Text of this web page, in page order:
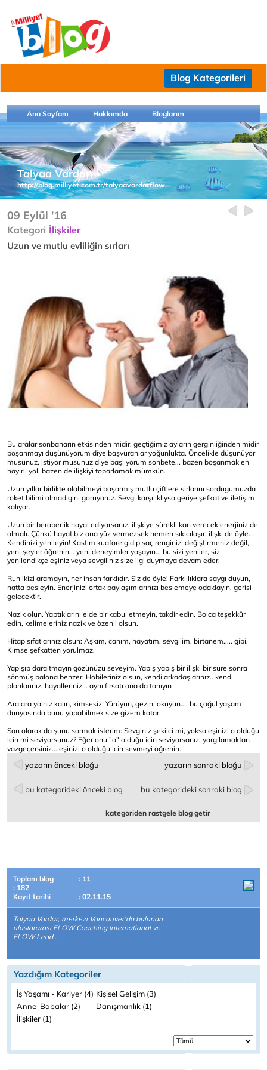
Blog Kategorileri
Ana Sayfam Hakkımda Bloglarım
Talyaa Vardar
http://blog.milliyet.com.tr/talyaavardarflow
09 Eylül '16
Kategori İlişkiler
Uzun ve mutlu evliliğin sırları
Bu aralar sonbaharın etkisinden midir, geçtiğimiz ayların gerginliğinden midir
boşanmayı düşünüyorum diye başvuranlar yoğunlukta. Öncelikle düşünüyor
musunuz, istiyor musunuz diye başlıyorum sohbete... bazen boşanmak en
hayırlı yol, bazen de ilişkiyi toparlamak mümkün.
Uzun yıllar birlikte olabilmeyi başarmış mutlu çiftlere sırlarını sordugumuzda
roket bilimi olmadigini goruyoruz. Sevgi karşılıklıysa geriye şefkat ve iletişim
kalıyor.
Uzun bir beraberlik hayal ediyorsanız, ilişkiye sürekli kan verecek enerjiniz de
olmalı. Çünkü hayat biz ona yüz vermezsek hemen sıkıcılaşır, ilişki de öyle.
Kendinizi yenileyin! Kastım kuaföre gidip saç renginizi değiştirmeniz değil,
yeni şeyler öğrenin... yeni deneyimler yaşayın... bu sizi yeniler, siz
yenilendikçe eşiniz veya sevgiliniz size ilgi duymaya devam eder.
Ruh ikizi aramayın, her insan farklıdır. Siz de öyle! Farklılıklara saygı duyun,
hatta besleyin. Enerjinizi ortak paylaşımlarınızı beslemeye odaklayın, gerisi
gelecektir.
Nazik olun. Yaptıklarını elde bir kabul etmeyin, takdir edin. Bolca teşekkür
edin, kelimeleriniz nazik ve özenli olsun.
Hitap sıfatlarınız olsun: Aşkım, canım, hayatım, sevgilim, birtanem..... gibi.
Kimse şefkatten yorulmaz.
Yapışıp daraltmayın gözünüzü seveyim. Yapış yapış bir ilişki bir süre sonra
sönmüş balona benzer. Hobileriniz olsun, kendi arkadaşlarınız.. kendi
planlarınız, hayalleriniz... aynı fırsatı ona da tanıyın
Ara ara yalnız kalın, kimsesiz. Yürüyün, gezin, okuyun.... bu çoğul yaşam
dünyasında bunu yapabilmek size gizem katar
Son olarak da şunu sormak isterim: Sevginiz şekilci mi, yoksa eşinizi o olduğu
icin mi seviyorsunuz? Eğer onu "o" olduğu icin seviyorsanız, yargılamaktan
vazgeçersiniz... eşinizi o olduğu icin sevmeyi öğrenin.
yazarın önceki bloğu yazarın sonraki bloğu
bu kategorideki önceki blog bu kategorideki sonraki blog
kategoriden rastgele blog getir
Toplam blog
: 11
: 182
Kayıt tarihi
: 02.11.15
Talyaa Vardar, merkezi Vancouver'da bulunan
uluslararası FLOW Coaching International ve
FLOW Lead..
Yazdığım Kategoriler
İş Yaşamı - Kariyer (4) Kişisel Gelişim (3)
Anne-Babalar (2)
Danışmanlık (1)
İlişkiler (1)